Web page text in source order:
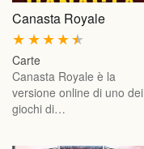
Canasta Royale
★
★
★
★
★
Carte
Canasta Royale è la
versione online di uno dei
giochi di…